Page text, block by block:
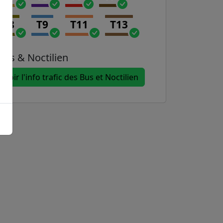
T8 T9 T11 T13
Bus & Noctilien
Voir l'info trafic des Bus et Noctilien